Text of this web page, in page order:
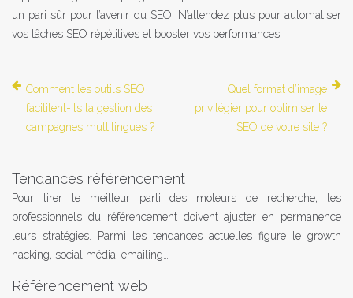
un pari sûr pour l’avenir du SEO. N’attendez plus pour automatiser
vos tâches SEO répétitives et booster vos performances.
Comment les outils SEO
facilitent-ils la gestion des
campagnes multilingues ?
Quel format d’image
privilégier pour optimiser le
SEO de votre site ?
Tendances référencement
Pour tirer le meilleur parti des moteurs de recherche, les
professionnels du référencement doivent ajuster en permanence
leurs stratégies. Parmi les tendances actuelles figure le growth
hacking, social média, emailing…
Référencement web